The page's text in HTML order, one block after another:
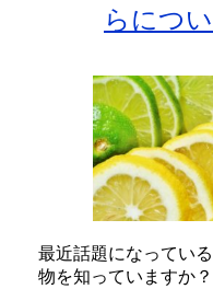
らにつ
最近話題になってい
物を知っていますか